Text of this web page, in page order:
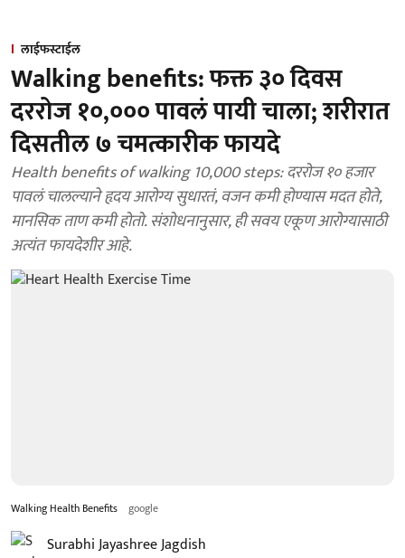
लाईफस्टाईल
Walking benefits: फक्त ३० दिवस
दररोज १०,००० पावलं पायी चाला; शरीरात
दिसतील ७ चमत्कारीक फायदे
Health benefits of walking 10,000 steps: दररोज १० हजार
पावलं चालल्याने हृदय आरोग्य सुधारतं, वजन कमी होण्यास मदत होते,
मानसिक ताण कमी होतो. संशोधनानुसार, ही सवय एकूण आरोग्यासाठी
अत्यंत फायदेशीर आहे.
Walking Health Benefits google
Surabhi Jayashree Jagdish